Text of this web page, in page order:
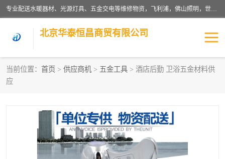
专业配送水暖器材、光源灯具、五金交电等维修物资，飞利浦，佛山照明，世达，博世，九牧，特陶等各产品涉及国内外知名品牌。公司专注与物业、学校、酒店、工厂等单位合作，提供一站式配送服务，降低客户综合成本。依托电子商务改变传统模式，以专业的团队为客户提供24H物资配送到达，货到月结、统一开票，便捷退换等服务，提高了企业的运营效率。
北京华泰恒昌商贸有限公司
当前位置： 首页 > 供应商机 > 五金工具 > 酒店后勤 卫浴五金材料供
应
五金工具 涂料辅材